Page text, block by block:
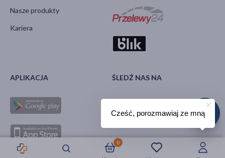
0
Nasze produkty
Kariera
APLIKACJA ŚLEDŹ NAS NA
Cześć, porozmawiaj ze mną